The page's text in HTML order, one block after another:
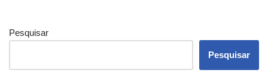
Pesquisar
Pesquisar